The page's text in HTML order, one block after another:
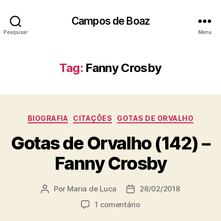
Pesquisar
Campos de Boaz
Menu
Tag: Fanny Crosby
C
t
e
g
o
i
a
BIOGRAFIA CITAÇÕES GOTAS DE ORVALHO
Gotas de Orvalho (142) –
Fanny Crosby
A Por Maria de Luca
D
a
28/02/2018
1 comentárioe